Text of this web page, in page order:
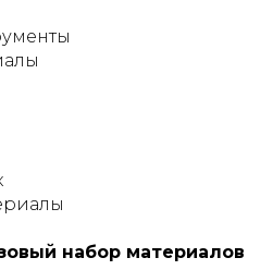
набор материалов